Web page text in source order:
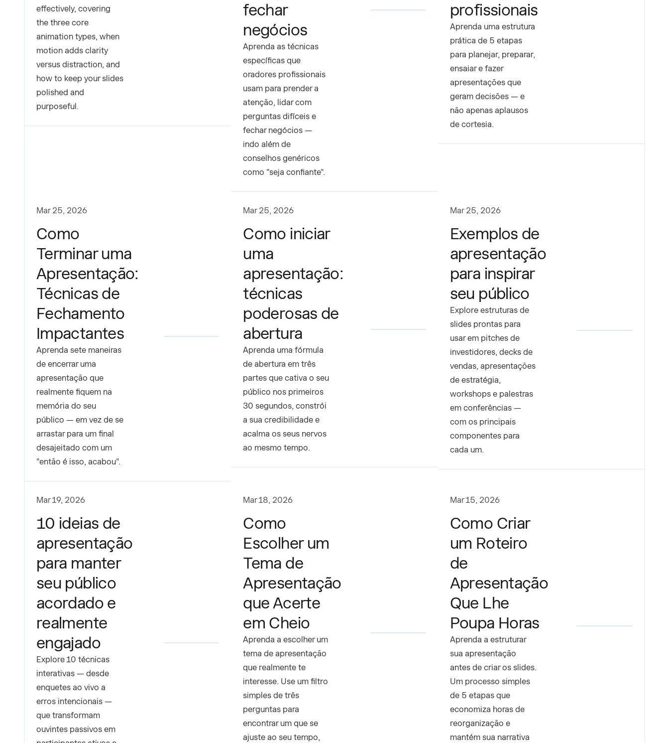
effectively, covering
the three core
animation types, when
motion adds clarity
versus distraction, and
how to keep your slides
polished and
purposeful.
fechar
negócios
Aprenda as técnicas
específicas que
oradores profissionais
usam para prender a
atenção, lidar com
perguntas difíceis e
fechar negócios —
indo além de
conselhos genéricos
como "seja confiante".
profissionais
Aprenda uma estrutura
prática de 5 etapas
para planejar, preparar,
ensaiar e fazer
apresentações que
geram decisões — e
não apenas aplausos
de cortesia.
Mar 25, 2026
Como
Terminar uma
Apresentação:
Técnicas de
Fechamento
Impactantes
Aprenda sete maneiras
de encerrar uma
apresentação que
realmente fiquem na
memória do seu
público — em vez de se
arrastar para um final
desajeitado com um
"então é isso, acabou".
Mar 25, 2026
Como iniciar
uma
apresentação:
técnicas
poderosas de
abertura
Aprenda uma fórmula
de abertura em três
partes que cativa o seu
público nos primeiros
30 segundos, constrói
a sua credibilidade e
acalma os seus nervos
ao mesmo tempo.
Mar 25, 2026
Exemplos de
apresentação
para inspirar
seu público
Explore estruturas de
slides prontas para
usar em pitches de
investidores, decks de
vendas, apresentações
de estratégia,
workshops e palestras
em conferências —
com os principais
componentes para
cada um.
Mar 19, 2026
10 ideias de
apresentação
para manter
seu público
acordado e
realmente
engajado
Explore 10 técnicas
interativas — desde
enquetes ao vivo a
erros intencionais —
que transformam
ouvintes passivos em
Mar 18, 2026
Como
Escolher um
Tema de
Apresentação
que Acerte
em Cheio
Aprenda a escolher um
tema de apresentação
que realmente te
interesse. Use um filtro
simples de três
perguntas para
encontrar um que se
ajuste ao seu tempo,
Mar 15, 2026
Como Criar
um Roteiro
de
Apresentação
Que Lhe
Poupa Horas
Aprenda a estruturar
sua apresentação
antes de criar os slides.
Um processo simples
de 5 etapas que
economiza horas de
reorganização e
mantém sua narrativa